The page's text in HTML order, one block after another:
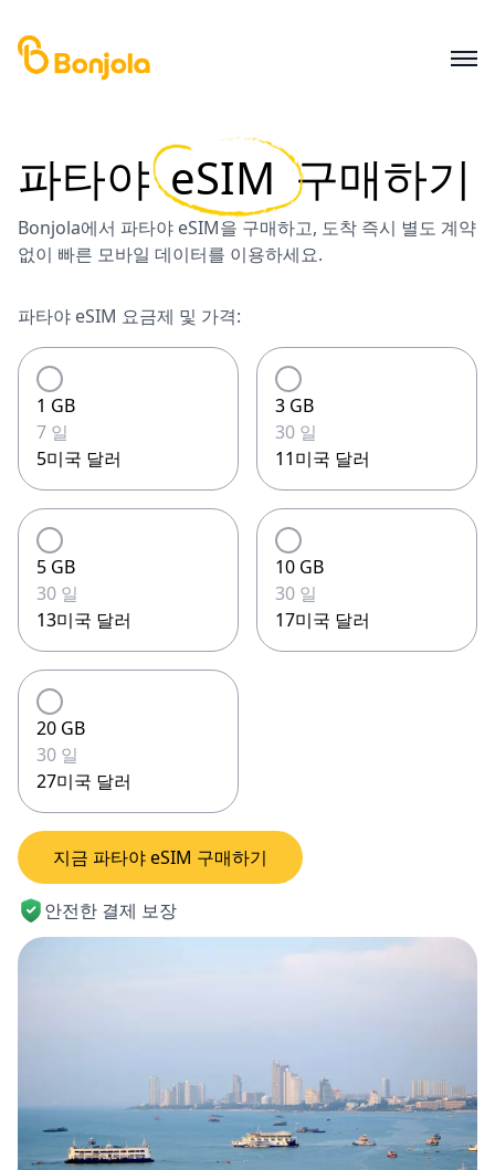
파타야 eSIM 구매하기
Bonjola에서 파타야 eSIM을 구매하고, 도착 즉시 별도 계약
없이 빠른 모바일 데이터를 이용하세요.
파타야 eSIM 요금제 및 가격:
1 GB
7 일
5미국 달러
3 GB
30 일
11미국 달러
5 GB
30 일
13미국 달러
10 GB
30 일
17미국 달러
20 GB
30 일
27미국 달러
지금 파타야 eSIM 구매하기
안전한 결제 보장